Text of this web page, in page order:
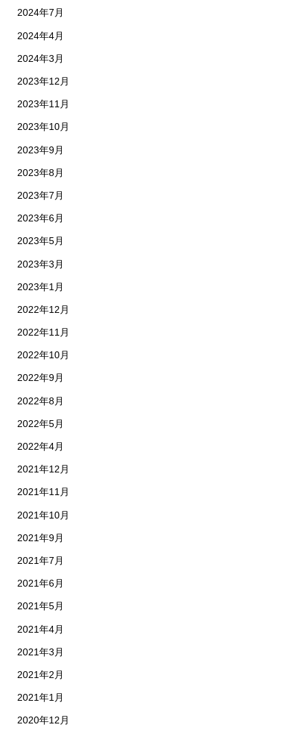
2024年7月
2024年4月
2024年3月
2023年12月
2023年11月
2023年10月
2023年9月
2023年8月
2023年7月
2023年6月
2023年5月
2023年3月
2023年1月
2022年12月
2022年11月
2022年10月
2022年9月
2022年8月
2022年5月
2022年4月
2021年12月
2021年11月
2021年10月
2021年9月
2021年7月
2021年6月
2021年5月
2021年4月
2021年3月
2021年2月
2021年1月
2020年12月